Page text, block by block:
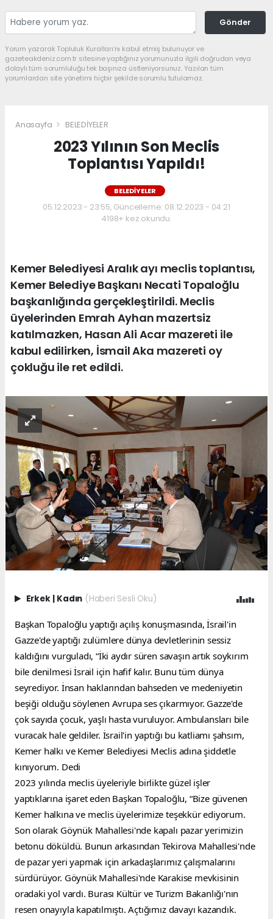
Gönder
Yorum yazarak Topluluk Kuralları’nı kabul etmiş bulunuyor ve
gazeteakdeniz.com.tr sitesine yaptığınız yorumunuzla ilgili doğrudan veya
dolaylı tüm sorumluluğu tek başınıza üstleniyorsunuz. Yazılan tüm
yorumlardan site yönetimi hiçbir şekilde sorumlu tutulamaz.
Anasayfa BELEDİYELER
2023 Yılının Son Meclis
Toplantısı Yapıldı!
BELEDİYELER
05.12.2023 - 23:55, Güncelleme: 08.12.2023 - 04:21
4198+ kez okundu.
Kemer Belediyesi Aralık ayı meclis toplantısı,
Kemer Belediye Başkanı Necati Topaloğlu
başkanlığında gerçekleştirildi. Meclis
üyelerinden Emrah Ayhan mazertsiz
katılmazken, Hasan Ali Acar mazereti ile
kabul edilirken, İsmail Aka mazereti oy
çokluğu ile ret edildi.
Erkek Kadın (Haberi Sesli Oku)
Başkan Topaloğlu yaptığı açılış konuşmasında, İsrail'in
Gazze'de yaptığı zulümlere dünya devletlerinin sessiz
kaldığını vurguladı, “İki aydır süren savaşın artık soykırım
bile denilmesi İsrail için hafif kalır. Bunu tüm dünya
seyrediyor. İnsan haklarından bahseden ve medeniyetin
beşiği olduğu söylenen Avrupa ses çıkarmıyor. Gazze'de
çok sayıda çocuk, yaşlı hasta vuruluyor. Ambulansları bile
vuracak hale geldiler. İsrail'in yaptığı bu katliamı şahsım,
Kemer halkı ve Kemer Belediyesi Meclis adına şiddetle
kınıyorum. Dedi
2023 yılında meclis üyeleriyle birlikte güzel işler
yaptıklarına işaret eden Başkan Topaloğlu, “Bize güvenen
Kemer halkına ve meclis üyelerimize teşekkür ediyorum.
Son olarak Göynük Mahallesi'nde kapalı pazar yerimizin
betonu döküldü. Bunun arkasından Tekirova Mahallesi'nde
de pazar yeri yapmak için arkadaşlarımız çalışmalarını
sürdürüyor. Göynük Mahallesi'nde Karakise mevkisinin
oradaki yol vardı. Burası Kültür ve Turizm Bakanlığı'nın
resen onayıyla kapatılmıştı. Açtığımız davayı kazandık.